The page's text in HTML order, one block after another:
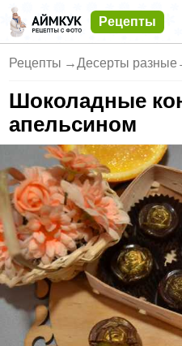
Рецепты
Рецепты →Десерты разные
Шоколадные
апельсином